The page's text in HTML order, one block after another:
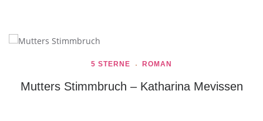
5 STERNE ROMAN
Mutters Stimmbruch – Katharina Mevissen